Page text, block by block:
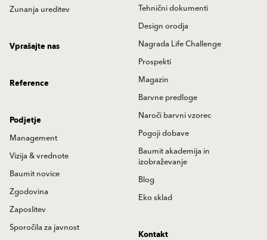
Zunanja ureditev
Tehnični dokumenti
Design orodja
Nagrada Life Challenge
Prospekti
Magazin
Barvne predloge
Naroči barvni vzorec
Pogoji dobave
Baumit akademija in
izobraževanje
Blog
Eko sklad
Vprašajte nas
Reference
Podjetje
Management
Vizija & vrednote
Baumit novice
Zgodovina
Zaposlitev
Sporočila za javnost
Kontakt